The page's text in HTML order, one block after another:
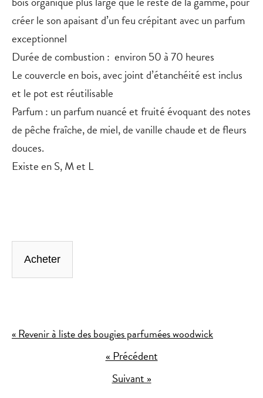
créer le son apaisant d’un feu crépitant avec un parfum
exceptionnel
Durée de combustion : environ 50 à 70 heures
Le couvercle en bois, avec joint d’étanchéité est inclus
et le pot est réutilisable
Parfum: un parfum nuancé et fruité évoquant des notes
de pêche fraîche, de miel, de vanille chaude et de fleurs
douces.
Existe en S, M et L
Acheter
« Revenir à liste des bougies parfumées woodwick
« Précédent
Suivant »